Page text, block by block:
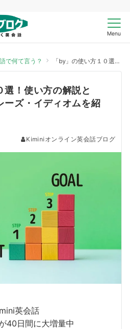
Menu
で何て言う？ 「by」の使い方１０選！使い方の解説と「by」を使ったフレーズ・イディオムを紹介！
選！使い方の解説と
ーズ・イディオムを紹
Kiminiオンライン英会話ブログ
英会話
40日間に大増量中